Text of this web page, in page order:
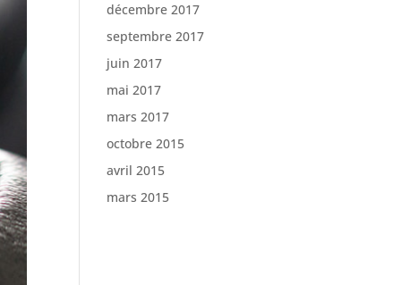
décembre 2017
septembre 2017
juin 2017
mai 2017
mars 2017
octobre 2015
avril 2015
mars 2015